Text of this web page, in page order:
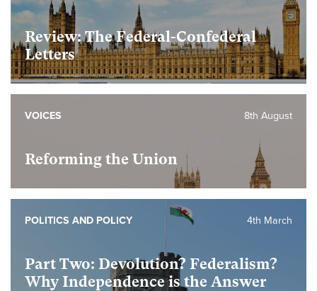
Review: The Federal-Confederal
Letters
Reforming the Union
8th August
VOICES
Part Two: Devolution? Federalism?
Why Independence is the Answer
4th March
POLITICS AND POLICY